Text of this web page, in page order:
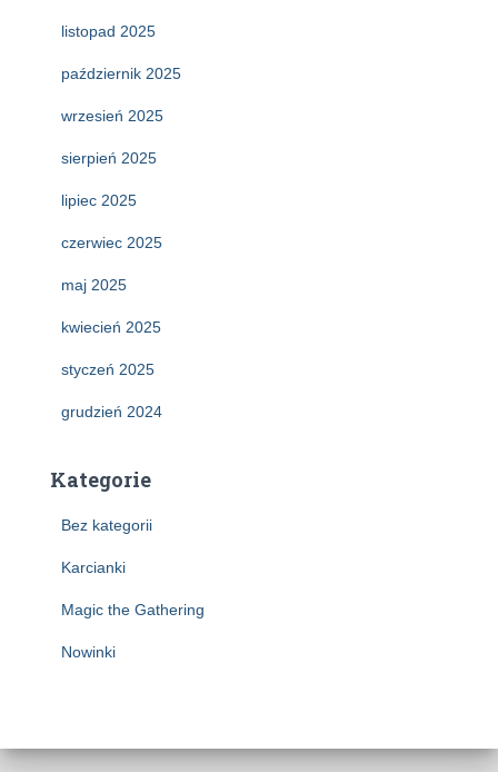
listopad 2025
październik 2025
wrzesień 2025
sierpień 2025
lipiec 2025
czerwiec 2025
maj 2025
kwiecień 2025
styczeń 2025
grudzień 2024
Kategorie
Bez kategorii
Karcianki
Magic the Gathering
Nowinki